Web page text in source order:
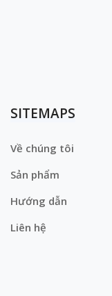
SITEMAPS
Về chúng tôi
Sản phẩm
Hướng dẫn
Liên hệ